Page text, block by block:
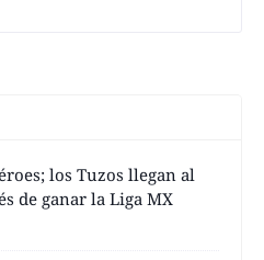
los Tuzos llegan al
de ganar la Liga MX